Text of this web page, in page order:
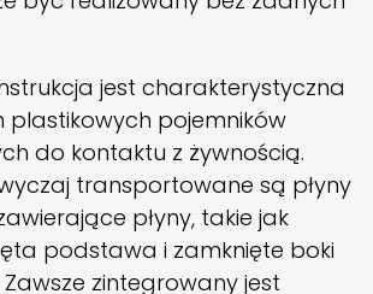
jest charakterystyczna
plastikowych pojemników
do kontaktu z żywnością.
transportowane są płyny
płyny, takie jak
podstawa i zamknięte boki
zintegrowany jest